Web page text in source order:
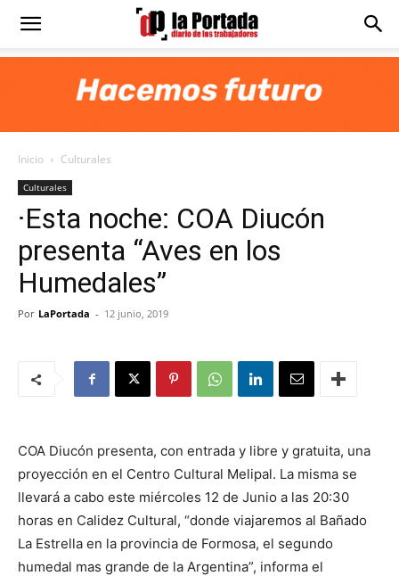
Diario
Portada
Inicio Culturales
Culturales
·Esta noche: COA Diucón
presenta “Aves en los
Humedales”
Por LaPortada - 12 junio, 2019
COA Diucón presenta, con entrada y libre y gratuita, una
proyección en el Centro Cultural Melipal. La misma se
llevará a cabo este miércoles 12 de Junio a las 20:30
horas en Calidez Cultural, “donde viajaremos al Bañado
La Estrella en la provincia de Formosa, el segundo
humedal mas grande de la Argentina”, informa el